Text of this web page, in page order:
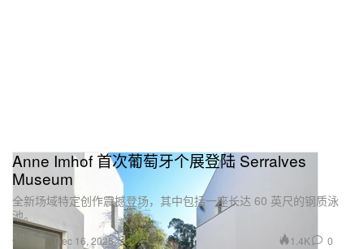
Art 艺术
Anne Imhof 首次葡萄牙个展登陆 Serralves
Museum
全新场域特定创作震撼登场，其中包括一座长达 60 英尺的钢质泳
池。
Dec 16, 2025 1.4K 0